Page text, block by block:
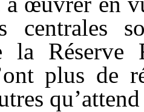
centrales
la Réserve
plus de